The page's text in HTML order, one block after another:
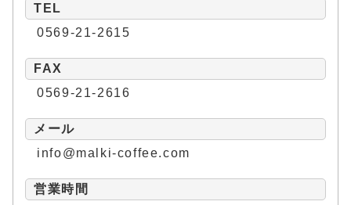
TEL
0569-21-2615
FAX
0569-21-2616
メール
info@malki-coffee.com
営業時間